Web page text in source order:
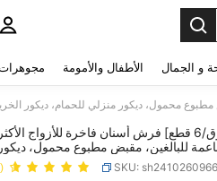
و الجمال الأطفال والأمومة
[1 صندوق/6 قطع] فرش أسنان فاخرة للأزواج
للبالغين، مقبض مطبوع محمول،
ديكور الخريف، عودة إلى المدرسة
SKU: (500+ تعليقات)